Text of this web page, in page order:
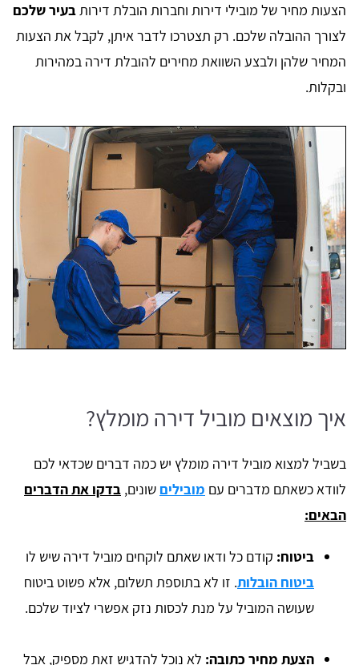
הצעות מחיר של מובילי דירות וחברות הובלת דירותבעיר שלכם
לצורך ההובלה שלכם. רק תצטרכו לדבר איתן, לקבל את הצעות
המחיר שלהן ולבצע השוואת מחירים להובלת דירה במהירות
ובקלות.
איך מוצאים מוביל דירה מומלץ?
בשביל למצוא מוביל דירה מומלץ יש כמה דברים שכדאי לכם
לוודא כשאתם מדברים עם מובילים שונים, בדקו את הדברים
הבאים:
ביטוח: קודם כל ודאו שאתם לוקחים מוביל דירה שיש לו
ביטוח הובלות. זו לא בתוספת תשלום, אלא פשוט ביטוח
שעושה המוביל על מנת לכסות נזק אפשרי לציוד שלכם.
הצעת מחיר כתובה: לא נוכל להדגיש זאת מספיק, אבל